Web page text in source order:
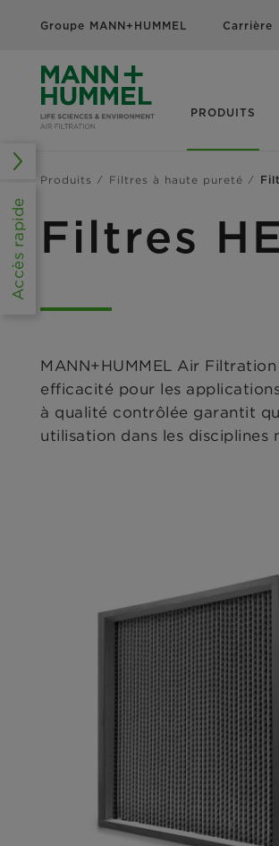
Groupe MANN+HUMMEL Carrière
PRODUITS
Produits Filtres à haute pureté
Filtres
MANN+HUMMEL Air
efficacité pour les
à qualité contrôlée garantit
utilisation dans les disciplines
Accès rapide